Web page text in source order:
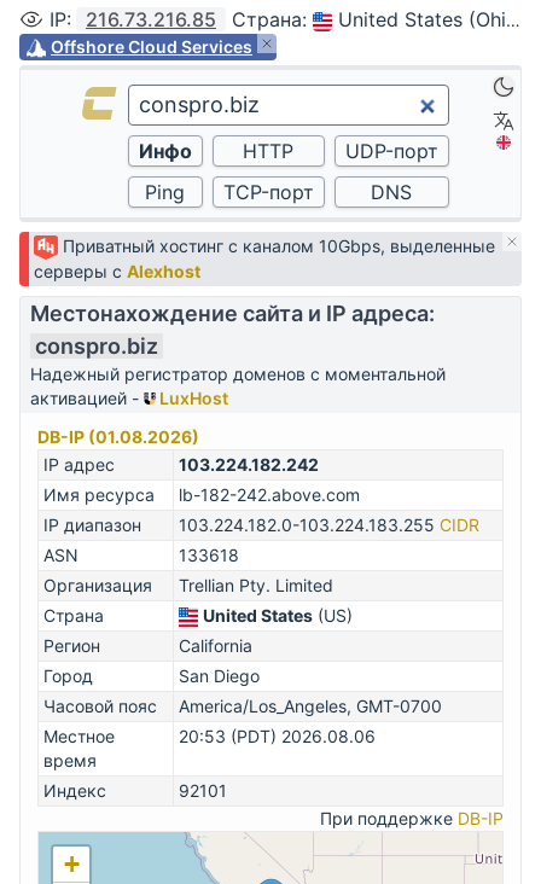
IP: 216.73.216.85 Страна: United States (Ohio, Columbus)
Offshore Cloud Services
Приватный хостинг с каналом 10Gbps, выделенные
серверы с Alexhost
Местонахождение сайта и IP адреса:
conspro.biz
Надежный регистратор доменов с моментальной
активацией -
LuxHost
DB-IP (01.08.2026)
IP адрес
103.224.182.242
Имя ресурса
lb-182-242.above.com
IP диапазон
103.224.182.0-103.224.183.255 CIDR
ASN
133618
Организация
Trellian Pty. Limited
Страна
United States (US)
Регион
California
Город
San Diego
Часовой пояс
America/Los_Angeles, GMT-0700
Местное
время
20:53 (PDT) 2026.08.06
Индекс
92101
При поддержке DB-IP
+